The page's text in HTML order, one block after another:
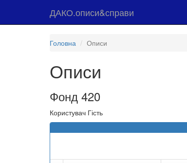
ДАКО.описи&справи
Головна Описи
Описи
Фонд 420
Користувач Гість